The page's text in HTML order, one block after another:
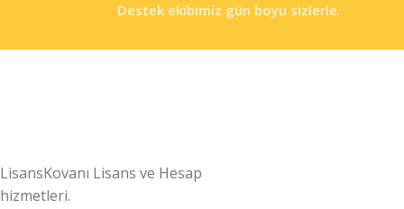
Destek ekibimiz gün boyu sizlerle.
LisansKovanı Lisans ve Hesap
hizmetleri.